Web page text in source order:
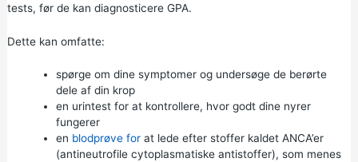
tests, før de kan diagnosticere GPA.
Dette kan omfatte:
spørge om dine symptomer og undersøge de berørte
dele af din krop
en urintest for at kontrollere, hvor godt dine nyrer
fungerer
en blodprøve forat lede efter stoffer kaldet ANCA’er
(antineutrofile cytoplasmatiske antistoffer), som menes